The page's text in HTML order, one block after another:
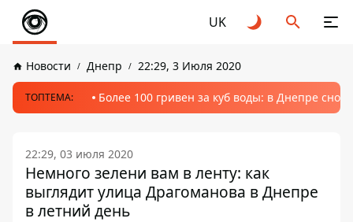
UK
Новости Днепр 22:29, 3 Июля 2020
ТОПТЕМА: Более 100 гривен за куб воды: в Днепре
22:29, 03 июля 2020
Немного зелени вам в ленту: как
выглядит улица Драгоманова в Днепре
в летний день